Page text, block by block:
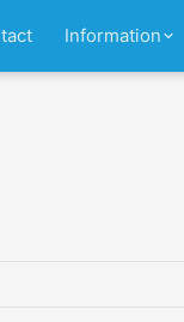
Information